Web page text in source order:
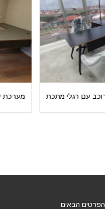
| רוכב עם רגלי מתכת
הבאים